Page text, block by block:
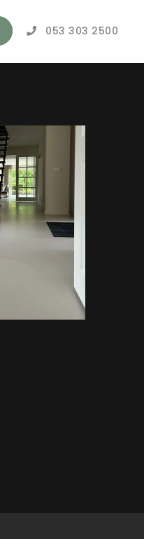
053 303 2500